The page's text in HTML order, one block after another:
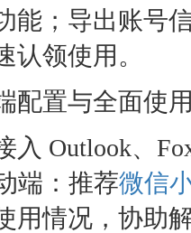
能；导出账号
认领使用。
配置与全面使
入 Outlook、
端：推荐微信
用情况，协助